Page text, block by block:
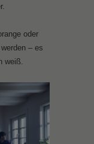
oder
– es
weiß.